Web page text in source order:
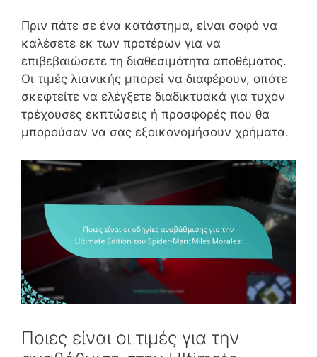
Πριν πάτε σε ένα κατάστημα, είναι σοφό να
καλέσετε εκ των προτέρων για να
επιβεβαιώσετε τη διαθεσιμότητα αποθέματος.
Οι τιμές λιανικής μπορεί να διαφέρουν, οπότε
σκεφτείτε να ελέγξετε διαδικτυακά για τυχόν
τρέχουσες εκπτώσεις ή προσφορές που θα
μπορούσαν να σας εξοικονομήσουν χρήματα.
Ποιες είναι οι τιμές για την